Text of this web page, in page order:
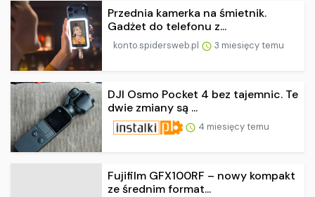
Przednia kamerka na śmietnik.
Gadżet do telefonu z...
konto.spidersweb.pl 3 miesięcy temu
DJI Osmo Pocket 4 bez tajemnic. Te
dwie zmiany są ...
4 miesięcy temu
Fujifilm GFX100RF – nowy kompakt
ze średnim format...